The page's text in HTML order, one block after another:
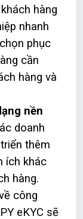
hàng
nhanh
phục
cần
hàng và
nền
doanh
thêm
ích khác
hàng.
công
eKYC sẽ